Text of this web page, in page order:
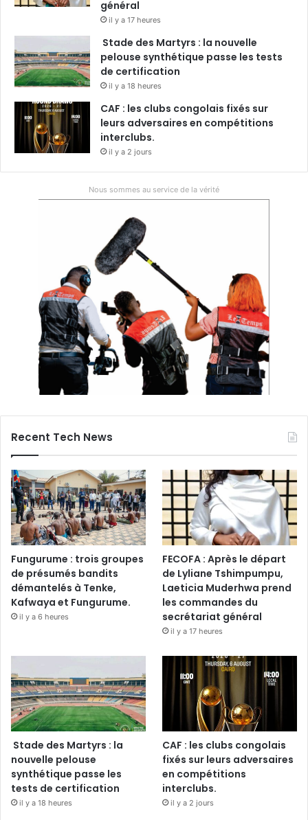
général
il y a 17 heures
Stade des Martyrs : la nouvelle
pelouse synthétique passe les tests
de certification
il y a 18 heures
CAF : les clubs congolais fixés sur
leurs adversaires en compétitions
interclubs.
il y a 2 jours
Nous sommes au service de la vérité
Recent Tech News
Fungurume : trois groupes
de présumés bandits
démantelés à Tenke,
Kafwaya et Fungurume.
il y a 6 heures
FECOFA : Après le départ
de Lyliane Tshimpumpu,
Laeticia Muderhwa prend
les commandes du
secrétariat général
il y a 17 heures
Stade des Martyrs : la
nouvelle pelouse
synthétique passe les
tests de certification
il y a 18 heures
CAF : les clubs congolais
fixés sur leurs adversaires
en compétitions
interclubs.
il y a 2 jours